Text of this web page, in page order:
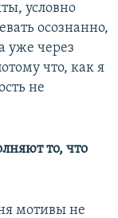
условно
осознанно,
уже через
что, как я
не
то, что
мотивы не